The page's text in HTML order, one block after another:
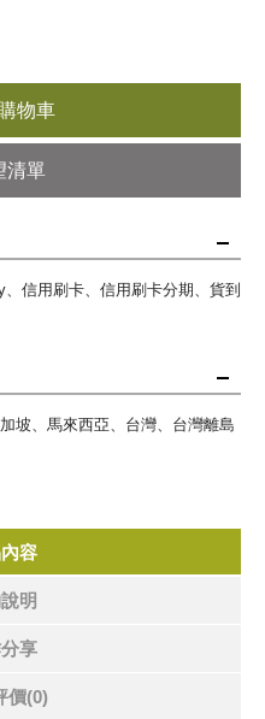
物車
清單
信用刷卡、信用刷卡分期、貨到
坡、馬來西亞、台灣、台灣離島
容
明
享
價(0)